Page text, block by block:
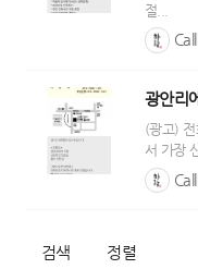
절...
(광고)
서 가장
검색 정렬